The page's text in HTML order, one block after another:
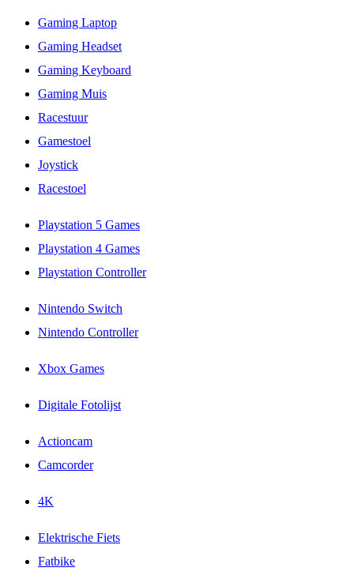
Gaming Laptop
Gaming Headset
Gaming Keyboard
Gaming Muis
Racestuur
Gamestoel
Joystick
Racestoel
Playstation 5 Games
Playstation 4 Games
Playstation Controller
Nintendo Switch
Nintendo Controller
Xbox Games
Digitale Fotolijst
Actioncam
Camcorder
4K
Elektrische Fiets
Fatbike